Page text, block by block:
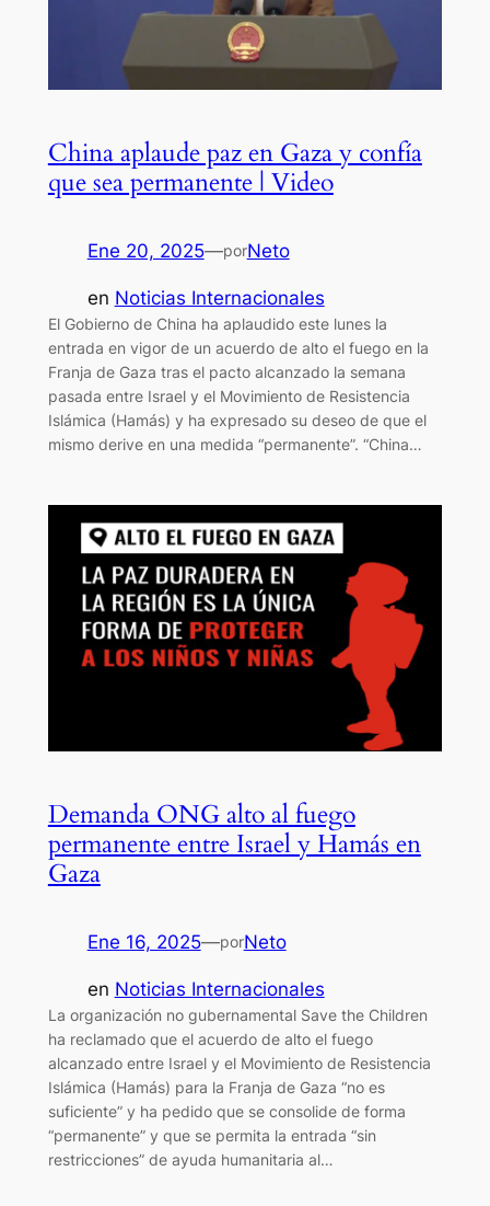
China aplaude paz en Gaza y confía
que sea permanente | Video
Ene 20, 2025—porNeto
en Noticias Internacionales
El Gobierno de China ha aplaudido este lunes la
entrada en vigor de un acuerdo de alto el fuego en la
Franja de Gaza tras el pacto alcanzado la semana
pasada entre Israel y el Movimiento de Resistencia
Islámica (Hamás) y ha expresado su deseo de que el
mismo derive en una medida “permanente”. “China…
Demanda ONG alto al fuego
permanente entre Israel y Hamás en
Gaza
Ene 16, 2025—porNeto
en Noticias Internacionales
La organización no gubernamental Save the Children
ha reclamado que el acuerdo de alto el fuego
alcanzado entre Israel y el Movimiento de Resistencia
Islámica (Hamás) para la Franja de Gaza “no es
suficiente” y ha pedido que se consolide de forma
“permanente” y que se permita la entrada “sin
restricciones” de ayuda humanitaria al…